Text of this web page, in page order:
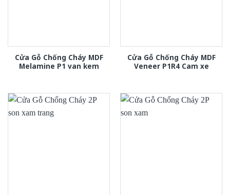
Cửa Gỗ Chống Cháy MDF
Melamine P1 van kem
Cửa Gỗ Chống Cháy MDF
Veneer P1R4 Cam xe